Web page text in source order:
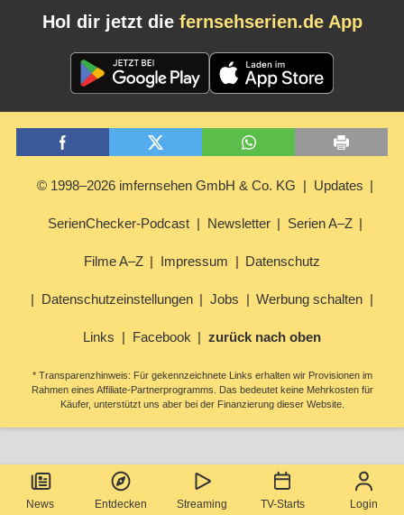
News Entdecken Streaming TV-Starts Login
Hol dir jetzt die fernsehserien.de App
© 1998–2026 imfernsehen GmbH & Co. KG Updates
SerienChecker-Podcast Newsletter Serien A–Z
Filme A–Z Impressum Datenschutz
Datenschutzeinstellungen Jobs Werbung schalten
Links Facebook zurück nach oben
* Transparenzhinweis: Für gekennzeichnete Links erhalten wir Provisionen im
Rahmen eines Affiliate-Partnerprogramms. Das bedeutet keine Mehrkosten für
Käufer, unterstützt uns aber bei der Finanzierung dieser Website.